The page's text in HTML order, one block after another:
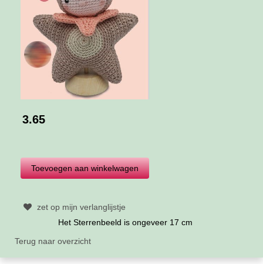
3.65
zet op mijn verlanglijstje
Het Sterrenbeeld is ongeveer 17 cm
Terug naar overzicht